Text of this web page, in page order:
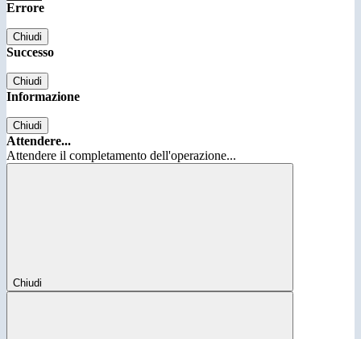
Errore
Chiudi
Successo
Chiudi
Informazione
Chiudi
Attendere...
Attendere il completamento dell'operazione...
Chiudi